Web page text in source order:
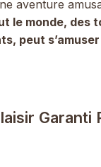
aventure
le monde, des
peut s’amuser
Garanti